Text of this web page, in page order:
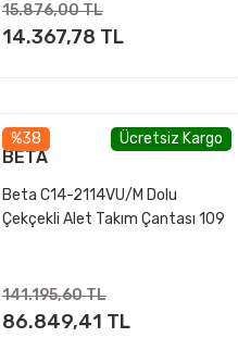
15.876,00 TL
14.367,78 TL
%38 Ücretsiz Kargo
BETA
Beta C14-2114VU/M Dolu
Çekçekli Alet Takım Çantası 109
141.195,60 TL
86.849,41 TL